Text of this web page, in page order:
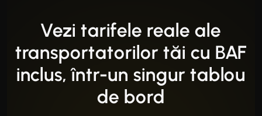
Vezi tarifele reale ale
transportatorilor tăi cu BAF
inclus, într-un singur tablou
de bord